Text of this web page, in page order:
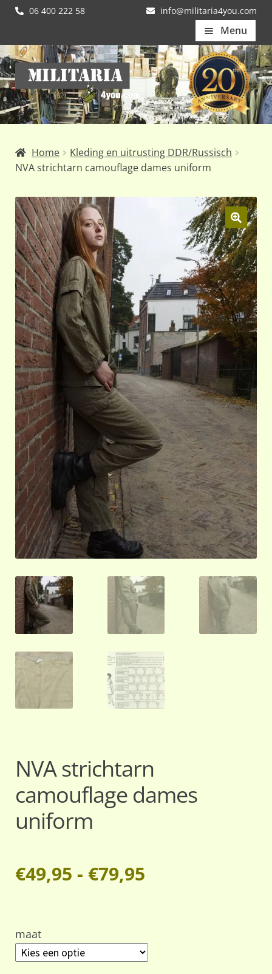
06 400 222 58 info@militaria4you.com
Menu
Home
Artikelen
Nieuws
Klantfotos
Ga
door
naar
navigatie
Ga
naar
de
inhoud
Home
Kleding en uitrusting DDR/Russisch
NVA strichtarn camouflage dames uniform
🔍
NVA strichtarn
camouflage dames
uniform
€49,95 - €79,95
€79,95
maat